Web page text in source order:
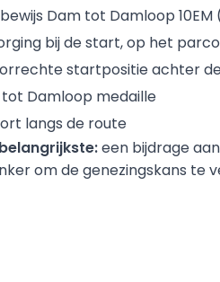
Dam tot Damloop 10EM
bij de start, op het
startpositie achter
Damloop medaille
langs de route
een bijdrage
om de genezingskans te